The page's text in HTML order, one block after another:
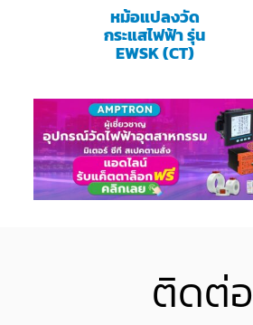
หม้อแปลงวัด
กระแสไฟฟ้า รุ่น
EWSK (CT)
ติดต่อ